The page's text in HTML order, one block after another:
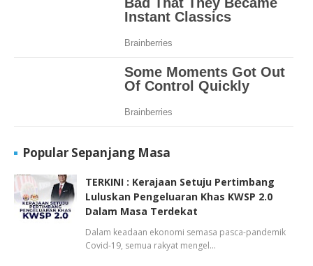
Popular Sepanjang Masa
TERKINI : Kerajaan Setuju Pertimbang
Luluskan Pengeluaran Khas KWSP 2.0
Dalam Masa Terdekat
Dalam keadaan ekonomi semasa pasca-pandemik
Covid-19, semua rakyat mengel…